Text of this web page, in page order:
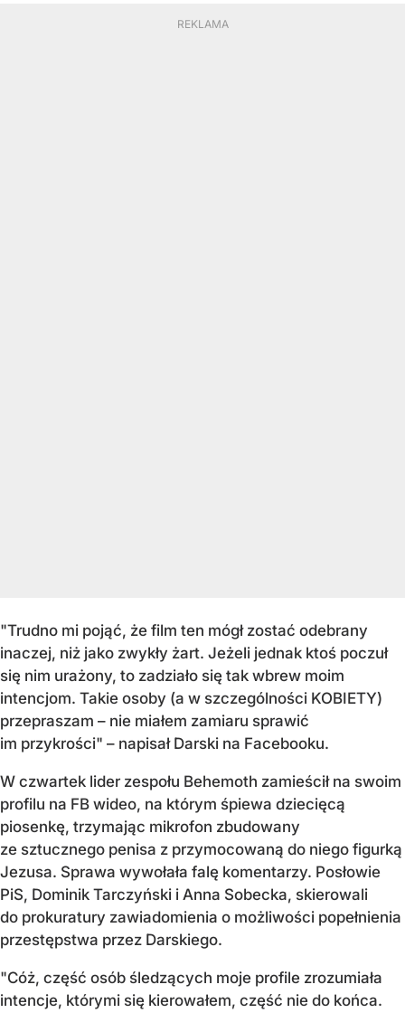
"Trudno mi pojąć, że film ten mógł zostać odebrany
inaczej, niż jako zwykły żart. Jeżeli jednak ktoś poczuł
się nim urażony, to zadziało się tak wbrew moim
intencjom. Takie osoby (a w szczególności KOBIETY)
przepraszam – nie miałem zamiaru sprawić
im przykrości" – napisał Darski na Facebooku.
W czwartek lider zespołu Behemoth zamieścił na swoim
profilu na FB wideo, na którym śpiewa dziecięcą
piosenkę, trzymając mikrofon zbudowany
ze sztucznego penisa z przymocowaną do niego figurką
Jezusa. Sprawa wywołała falę komentarzy. Posłowie
PiS, Dominik Tarczyński i Anna Sobecka, skierowali
do prokuratury zawiadomienia o możliwości popełnienia
przestępstwa przez Darskiego.
"Cóż, część osób śledzących moje profile zrozumiała
intencje, którymi się kierowałem, część nie do końca.